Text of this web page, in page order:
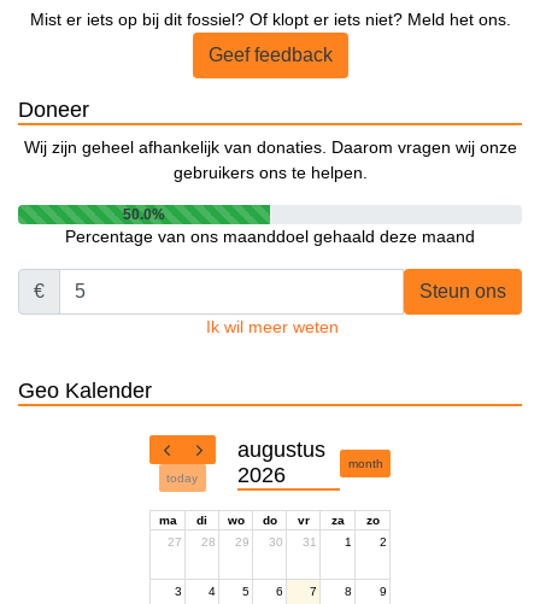
Mist er iets op bij dit fossiel? Of klopt er iets niet? Meld het ons.
Geef feedback
Doneer
Wij zijn geheel afhankelijk van donaties. Daarom vragen wij onze
gebruikers ons te helpen.
50.0%
Percentage van ons maanddoel gehaald deze maand
€ Steun ons
Ik wil meer weten
Geo Kalender
today
augustus
2026
month
ma di wo do vr za
zo
27
28 29 30 31 1 2
3 4 5 6 7 8 9